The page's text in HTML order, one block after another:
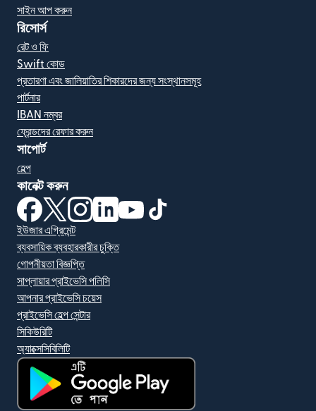
সাইন আপ করুন
রিসোর্স
রেট ও ফি
Swift কোড
প্রতারণা এবং জালিয়াতির শিকারদের জন্য সংস্থানসমূহ
পার্টনার
IBAN নম্বর
ফ্রেন্ডদের রেফার করুন
সাপোর্ট
হেল্প
কানেক্ট করুন
(নতুন উইন্ডোতে খুলবে)
(নতুন উইন্ডোতে খুলবে)
(নতুন উইন্ডোতে খুলবে)
(নতুন উইন্ডোতে খুলবে)
(নতুন উইন্ডোতে খুলবে)
ইউজার এগ্রিমেন্ট
ব্যবসায়িক ব্যবহারকারীর চুক্তি
গোপনীয়তা বিজ্ঞপ্তি
সাপ্লায়ার প্রাইভেসি পলিসি
আপনার প্রাইভেসি চয়েস
প্রাইভেসি হেল্প সেন্টার
সিকিউরিটি
অ্যাক্সেসিবিলিটি